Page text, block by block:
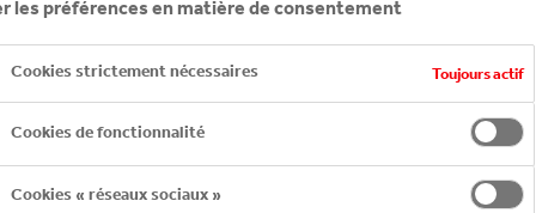
les préférences en matière de consentement
Cookies strictement nécessaires Toujours actif
Cookies de fonctionnalité
Cookies « réseaux sociaux »